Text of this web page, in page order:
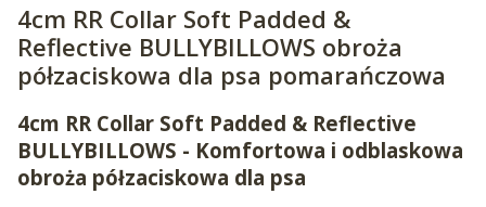
4cm RR Collar Soft Padded &
Reflective BULLYBILLOWS obroża
półzaciskowa dla psa pomarańczowa
4cm RR Collar Soft Padded & Reflective
BULLYBILLOWS - Komfortowa i odblaskowa
obroża półzaciskowa dla psa